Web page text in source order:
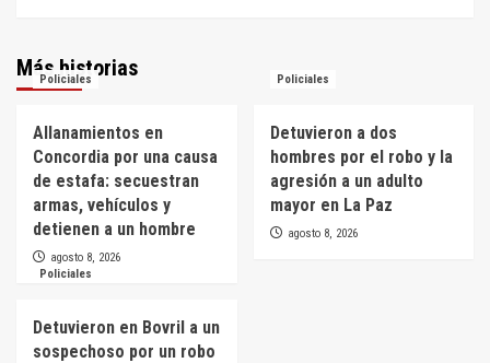
Más historias
Policiales
Allanamientos en
Concordia por una causa
de estafa: secuestran
armas, vehículos y
detienen a un hombre
agosto 8, 2026
Policiales
Detuvieron a dos
hombres por el robo y la
agresión a un adulto
mayor en La Paz
agosto 8, 2026
Policiales
Detuvieron en Bovril a un
sospechoso por un robo